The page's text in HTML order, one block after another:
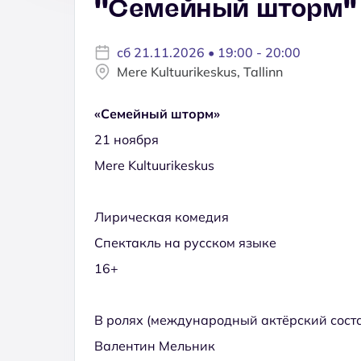
''Семейный шторм''
сб 21.11.2026 • 19:00 - 20:00
Mere Kultuurikeskus, Tallinn
«Семейный шторм»
21 ноября
Mere Kultuurikeskus
Лирическая комедия
Спектакль на русском языке
16+
В ролях (международный актёрский
Валентин Мельник